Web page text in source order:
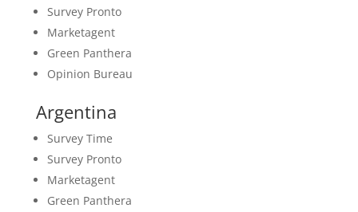
Survey Pronto
Marketagent
Green Panthera
Opinion Bureau
Argentina
Survey Time
Survey Pronto
Marketagent
Green Panthera